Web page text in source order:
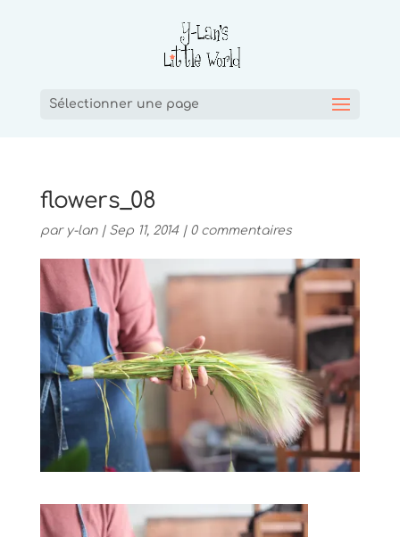
Sélectionner une page
flowers_08
par y-lan| Sep 11, 2014| 0 commentaires